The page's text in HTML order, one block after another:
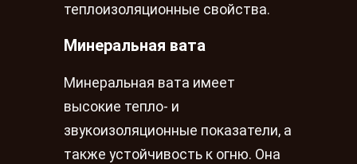
теплоизоляционные свойства.
Минеральная вата
Минеральная вата имеет
высокие тепло- и
звукоизоляционные показатели, а
также устойчивость к огню. Она